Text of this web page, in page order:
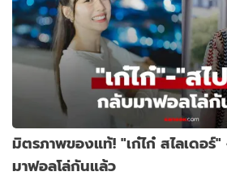
มิตรภาพของแท้! "เก๋ไก๋ สไลเดอร์
มาฟอลโล่กันแล้ว